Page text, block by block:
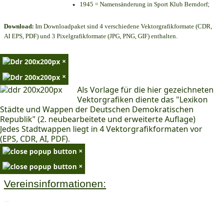
1945 = Namensänderung in Sport Klub Berndorf;
Download: Im Downloadpaket sind 4 verschiedene Vektorgrafikformate (CDR,
AI EPS, PDF) und 3 Pixelgrafikformate (JPG, PNG, GIF) enthalten.
×
×
Als Vorlage für die hier gezeichneten
Vektorgrafiken diente das "Lexikon
Städte und Wappen der Deutschen Demokratischen
Republik" (2. neubearbeitete und erweiterte Auflage)
Jedes Stadtwappen liegt in 4 Vektorgrafikformaten vor
(EPS, CDR, AI, PDF).
×
×
Vereinsinformationen: